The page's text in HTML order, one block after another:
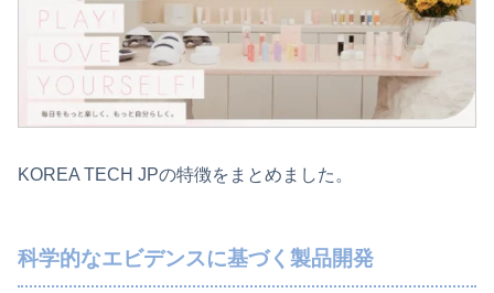
KOREA TECH JPの特徴をまとめました。
科学的なエビデンスに基づく製品開発